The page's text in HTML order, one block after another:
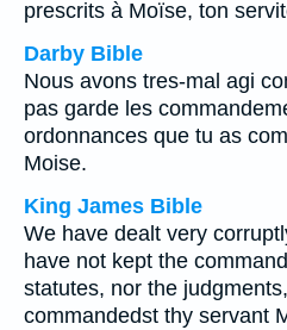
prescrits à Moïse, ton
Darby Bible
Nous avons tres-mal agi
pas garde les
ordonnances que tu as
Moise.
King James Bible
We have dealt very
have not kept the
statutes, nor the
commandedst thy servant